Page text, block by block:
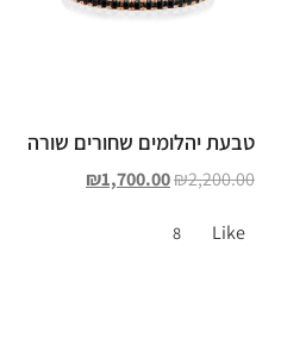
טבעת יהלומים שחורים שורה
₪2,200.00
₪1,700.00
Like
8